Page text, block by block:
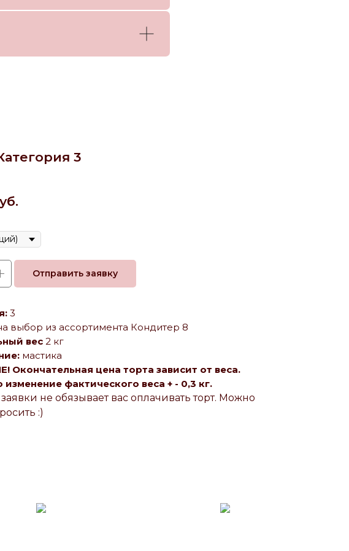
3
Отправить заявку
3
выбор из ассортимента Кондитер 8
вес 2 кг
мастика
Окончательная цена торта зависит от веса.
фактического веса + - 0,3 кг.
не обязывает вас оплачивать торт. Можно
:)